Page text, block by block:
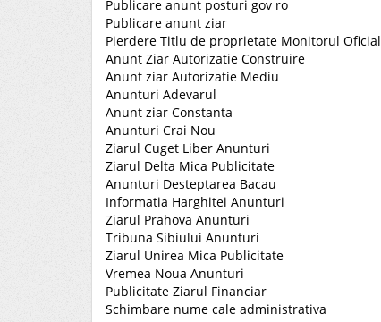
Publicare anunt posturi gov ro
Publicare anunt ziar
Pierdere Titlu de proprietate Monitorul Oficial
Anunt Ziar Autorizatie Construire
Anunt ziar Autorizatie Mediu
Anunturi Adevarul
Anunt ziar Constanta
Anunturi Crai Nou
Ziarul Cuget Liber Anunturi
Ziarul Delta Mica Publicitate
Anunturi Desteptarea Bacau
Informatia Harghitei Anunturi
Ziarul Prahova Anunturi
Tribuna Sibiului Anunturi
Ziarul Unirea Mica Publicitate
Vremea Noua Anunturi
Publicitate Ziarul Financiar
Schimbare nume cale administrativa